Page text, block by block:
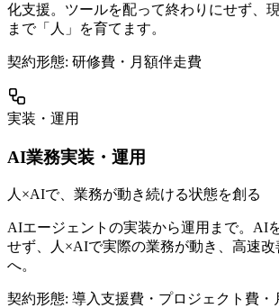
化支援。ツールを配って終わりにせず、
まで「人」を育てます。
契約形態: 研修費・月額伴走費
実装・運用
AI業務実装・運用
人×AIで、業務が動き続ける状態を創る
AIエージェントの実装から運用まで。AI
せず、人×AIで実際の業務が動き、高速
へ。
契約形態: 導入支援費・プロジェクト費・